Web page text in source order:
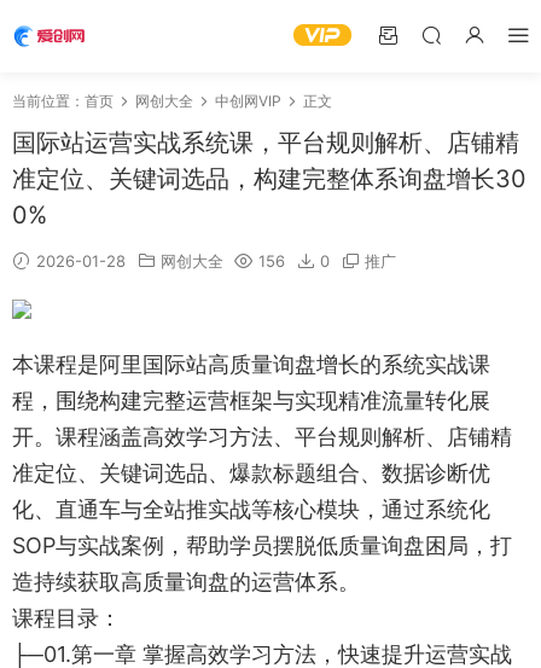
当前位置： 首页 网创大全 中创网VIP 正文
国际站运营实战系统课，平台规则解析、店铺精
准定位、关键词选品，构建完整体系询盘增长30
0%
2026-01-28 网创大全 156 0 推广
本课程是阿里国际站高质量询盘增长的系统实战课
程，围绕构建完整运营框架与实现精准流量转化展
开。课程涵盖高效学习方法、平台规则解析、店铺精
准定位、关键词选品、爆款标题组合、数据诊断优
化、直通车与全站推实战等核心模块，通过系统化
SOP与实战案例，帮助学员摆脱低质量询盘困局，打
造持续获取高质量询盘的运营体系。
课程目录：
├─01.第一章 掌握高效学习方法，快速提升运营实战